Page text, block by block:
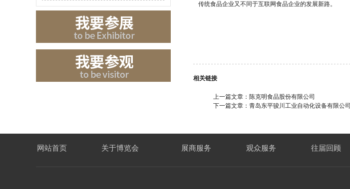
传统食品企业又不同于互联网食品企业的发展新路。
相关链接
上一篇文章： 陈克明食品股份有限公司
下一篇文章： 青岛东平骏川工业自动化设备有限公司
网站首页 关于博览会 展商服务 观众服务 往届回顾